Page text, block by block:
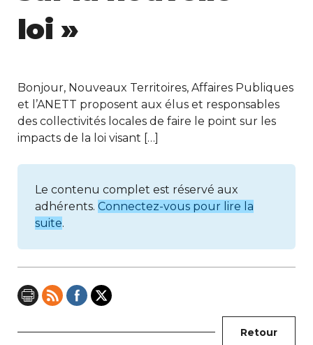
loi »
Bonjour, Nouveaux Territoires, Affaires Publiques
et l’ANETT proposent aux élus et responsables
des collectivités locales de faire le point sur les
impacts de la loi visant […]
Le contenu complet est réservé aux
adhérents. Connectez-vous pour lire la
suite.
Retour